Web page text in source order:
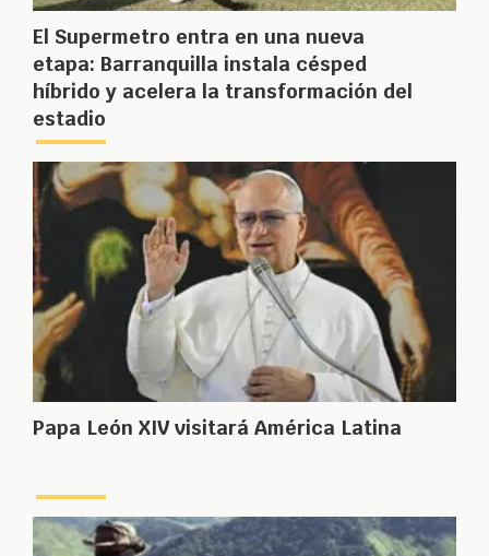
El Supermetro entra en una nueva
etapa: Barranquilla instala césped
híbrido y acelera la transformación del
estadio
Papa León XIV visitará América Latina